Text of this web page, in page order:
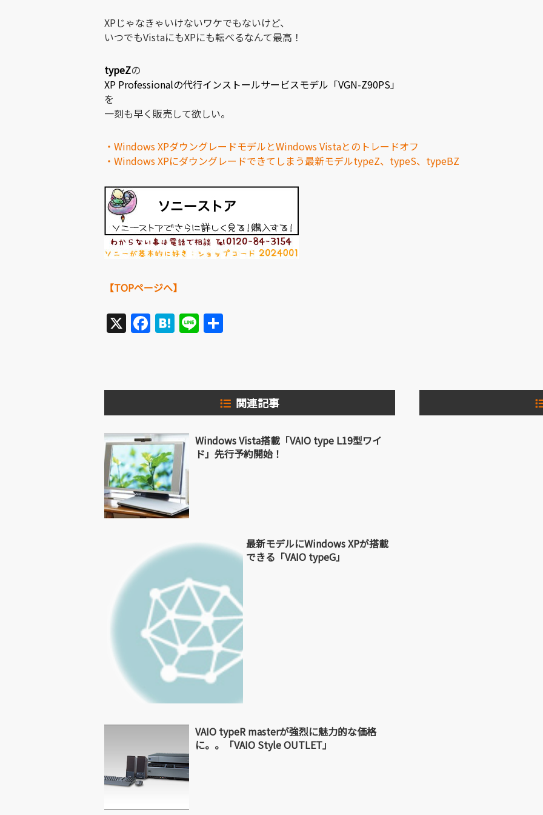
XPじゃなきゃいけないワケでもないけど、
いつでもVistaにもXPにも転べるなんて最高！
typeZの
XP Professionalの代行インストールサービスモデル「VGN-Z90PS」
を
一刻も早く販売して欲しい。
・Windows XPダウングレードモデルとWindows Vistaとのトレードオフ
・Windows XPにダウングレードできてしまう最新モデルtypeZ、typeS、typeBZ
【TOPページへ】
X Facebook
Hatena
Line
関連記事
Windows Vista搭載「VAIO type L19型ワイ
ド」先行予約開始！
最新モデルにWindows XPが搭載
できる「VAIO typeG」
VAIO typeR masterが強烈に魅力的な価格
に。。「VAIO Style OUTLET」